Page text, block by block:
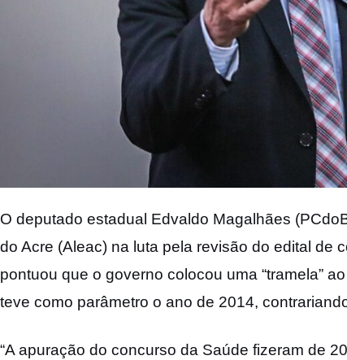
O deputado estadual Edvaldo Magalhães
do Acre (Aleac) na luta pela revisão do edital de
pontuou que o governo colocou uma “tramela”
teve como parâmetro o ano de 2014,
“A apuração do concurso da Saúde fizeram de